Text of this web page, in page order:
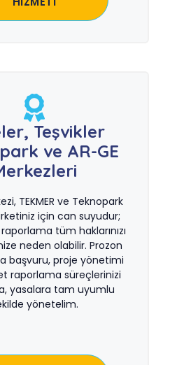
Teşvikler
ve AR-GE
TEKMER ve Teknopark
için can suyudur;
tüm haklarınızı
neden olabilir. Prozon
başvuru, proje yönetimi
raporlama süreçlerinizi
yasalara tam uyumlu
yönetelim.